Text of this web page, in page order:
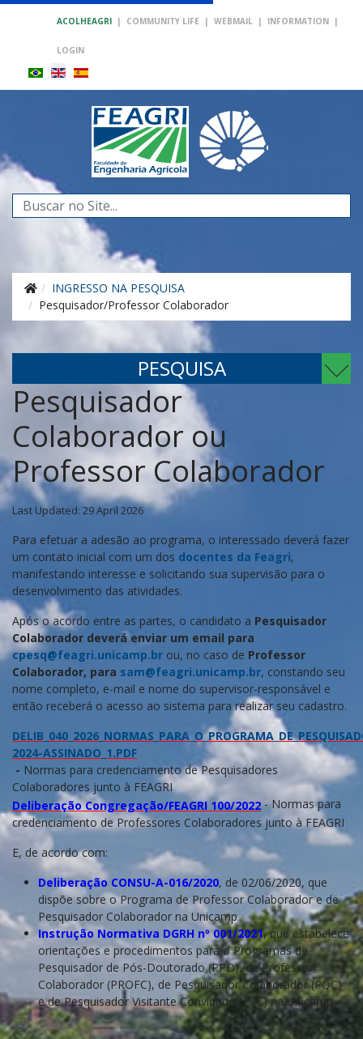
ACOLHEAGRI | COMMUNITY LIFE | WEBMAIL | INFORMATION |
LOGIN
Search
...
INGRESSO NA PESQUISA
Pesquisador/Professor Colaborador
PESQUISA
Pesquisador
Colaborador ou
Professor Colaborador
Last Updated: 29 April 2026
Para efetuar a adesão ao programa, o interessado deverá fazer
um contato inicial com um dos docentes da Feagri,
manifestando interesse e solicitando sua supervisão para o
desenvolvimento das atividades.
Após o acordo entre as partes, o candidato a Pesquisador
Colaborador deverá enviar um email para
cpesq@feagri.unicamp.br ou, no caso de Professor
Colaborador, para sam@feagri.unicamp.br, constando seu
nome completo, e-mail e nome do supervisor-responsável e
então receberá o acesso ao sistema para realizar seu cadastro.
2024-ASSINADO_1.PDF
- Normas para credenciamento de Pesquisadores
Colaboradores junto à FEAGRI
Deliberação Congregação/FEAGRI 100/2022- Normas para
credenciamento de Professores Colaboradores junto à FEAGRI
E, de acordo com:
Deliberação CONSU-A-016/2020, de 02/06/2020, que
dispõe sobre o Programa de Professor Colaborador e de
Pesquisador Colaborador na Unicamp
Instrução Normativa DGRH nº 001/2021, que estabelece
orientações e procedimentos para o Programas de
Pesquisador de Pós-Doutorado (PPD), de Professor
Colaborador (PROFC), de Pesquisador Colaborador (PQC)
e de Pesquisador Visitante Convidado (PVC) na Unicamp